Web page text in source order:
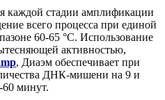
каждой стадии амплификации
всего процесса при единой
60-65 °C. Использование
активностью,
, Диаэм обеспечивает при
ДНК-мишени на 9 и
60 минут.